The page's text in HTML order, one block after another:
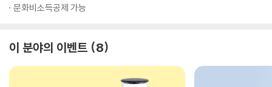
문화비소득공제 가능
이 분야의 이벤트 8